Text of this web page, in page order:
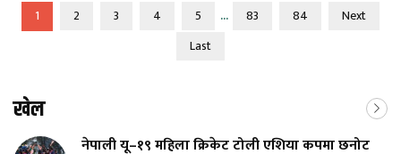
1 2 3 4 5 ... 83 84
Next
Last
खेल
नेपाली यू–१९ महिला क्रिकेट टोली एशिया कपमा छनोट